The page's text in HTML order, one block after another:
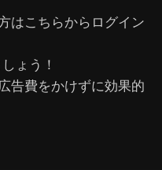
はこちらからログイン
ょう！
告費をかけずに効果的